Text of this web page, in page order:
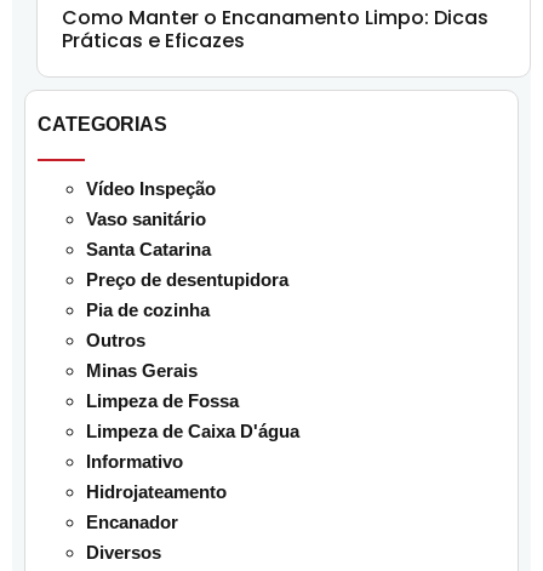
Como Manter o Encanamento Limpo: Dicas
Práticas e Eficazes
CATEGORIAS
Vídeo Inspeção
Vaso sanitário
Santa Catarina
Preço de desentupidora
Pia de cozinha
Outros
Minas Gerais
Limpeza de Fossa
Limpeza de Caixa D'água
Informativo
Hidrojateamento
Encanador
Diversos